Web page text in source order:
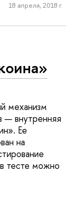
18 апреля, 2018 г.
механизм
— внутренняя
Ее
на
тесте можно